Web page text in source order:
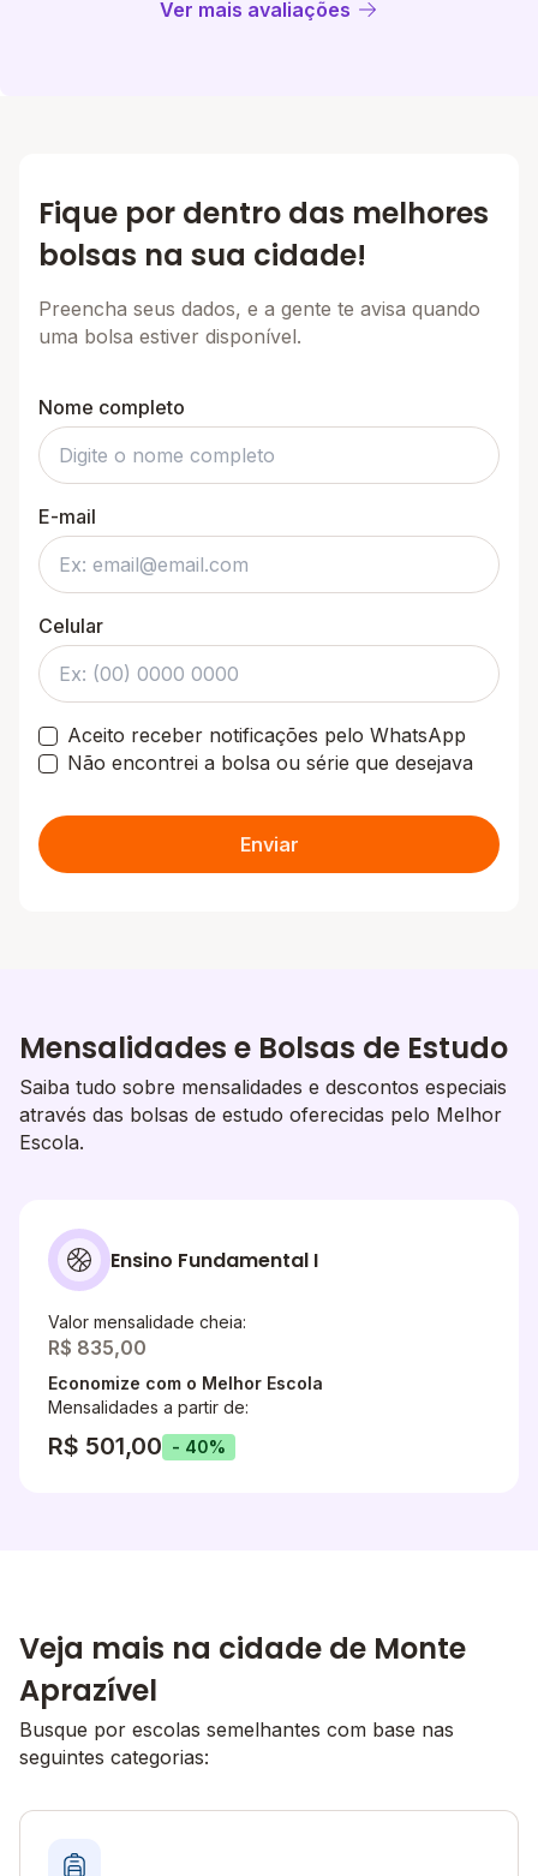
Ver mais avaliações
Fique por dentro das melhores
bolsas na sua cidade!
Preencha seus dados, e a gente te avisa quando
uma bolsa estiver disponível.
Nome completo
E-mail
Celular
Aceito receber notificações pelo WhatsApp
Não encontrei a bolsa ou série que desejava
Enviar
Mensalidades e Bolsas de Estudo
Saiba tudo sobre mensalidades e descontos especiais
através das bolsas de estudo oferecidas pelo Melhor
Escola.
Ensino Fundamental I
Valor mensalidade cheia:
R$ 835,00
Economize com o Melhor Escola
Mensalidades a partir de:
R$ 501,00 - 40%
Veja mais na cidade de Monte
Aprazível
Busque por escolas semelhantes com base nas
seguintes categorias: